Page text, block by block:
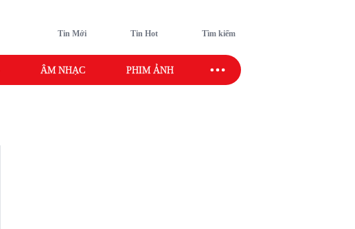
Tin Mới Tin Hot Tìm kiếm
ÂM NHẠC PHIM ẢNH SAO SPORT